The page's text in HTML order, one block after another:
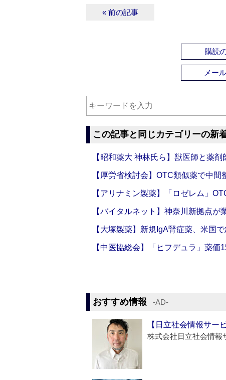
« 前の記事
購読
メー
この記事と同じカテゴリーの新
【昭和薬大 神林氏ら】獣医師と薬
【厚労省検討会】OTC類似薬で中間
【アリナミン製薬】「ロゼレム」
【バイタルネット】神奈川新拠点が
【大塚製薬】新規IgA腎症薬、米国
【中医協総会】「ヒフデュラ」薬価
おすすめ情報 ‐AD‐
【日立社会情報サー
株式会社日立社会情報